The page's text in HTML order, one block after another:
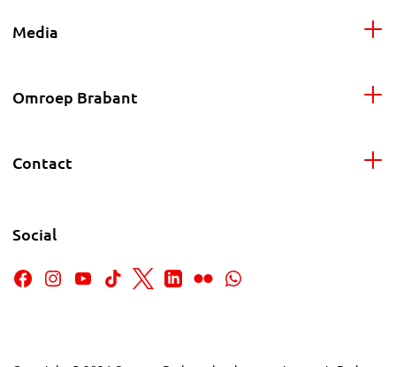
Media
Omroep Brabant
Contact
Social